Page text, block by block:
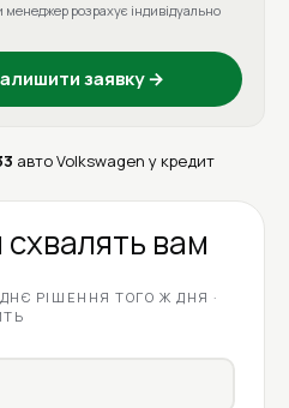
менеджер розрахує індивідуально
заявку →
авто Volkswagen у кредит
схвалять вам
РІШЕННЯ ТОГО Ж ДНЯ ·